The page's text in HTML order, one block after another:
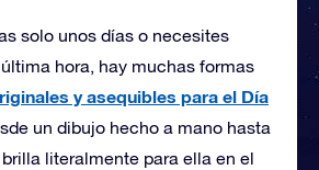
solo unos días o necesites
hora, hay muchas formas
y asequibles para el Día
un dibujo hecho a mano hasta
literalmente para ella en el